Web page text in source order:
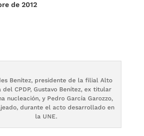
de 2012
Benítez, presidente de la filial Alto
del CPDP, Gustavo Benítez, ex titular
nucleación, y Pedro García Garozzo,
durante el acto desarrollado en
la UNE.